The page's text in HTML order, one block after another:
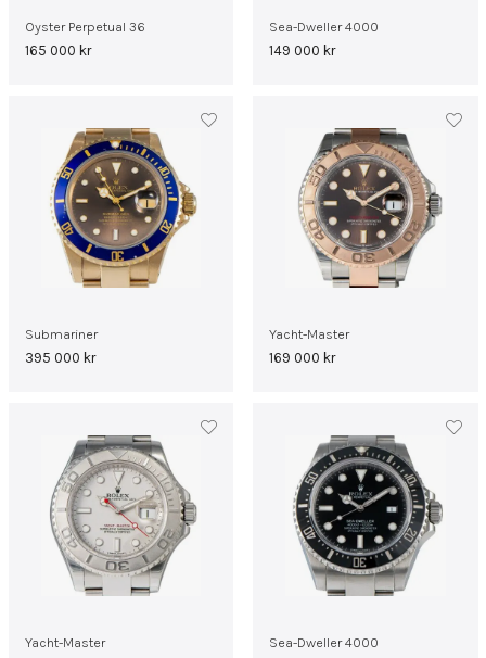
Oyster Perpetual 36
165 000 kr
Sea-Dweller 4000
149 000 kr
Submariner
395 000 kr
Yacht-Master
169 000 kr
Yacht-Master
Sea-Dweller 4000